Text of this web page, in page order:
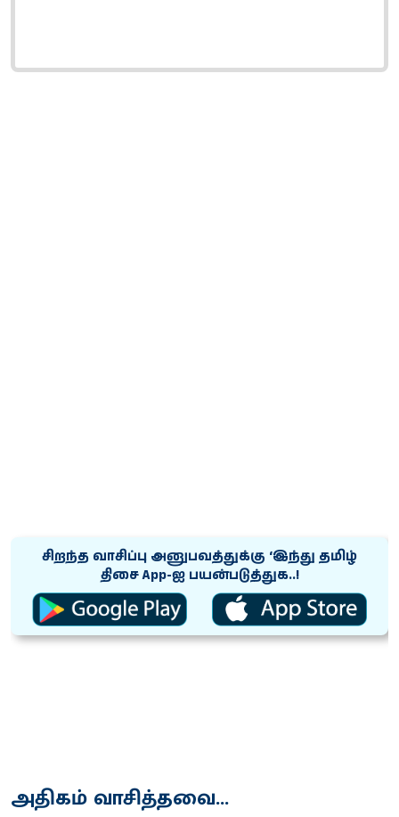
சிறந்த வாசிப்பு அனுபவத்துக்கு ‘இந்து தமிழ்
திசை App-ஐ பயன்படுத்துக..!
அதிகம் வாசித்தவை...